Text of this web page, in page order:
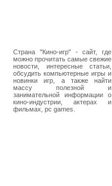
Страна "Кино-игр" - сайт, где
можно прочитать самые свежие
новости, интересные статьи,
обсудить компьютерные игры и
новинки игр, а также найти
массу полезной и
занимательной информации о
кино-индустрии, актерах и
фильмах, pc games.